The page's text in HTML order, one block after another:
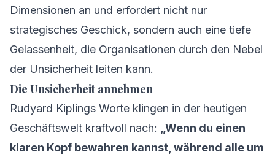
Dimensionen an und erfordert nicht nur
strategisches Geschick, sondern auch eine tiefe
Gelassenheit, die Organisationen durch den Nebel
der Unsicherheit leiten kann.
Die Unsicherheit annehmen
Rudyard Kiplings Worte klingen in der heutigen
Geschäftswelt kraftvoll nach:
„Wenn du einen
klaren Kopf bewahren kannst, während alle um